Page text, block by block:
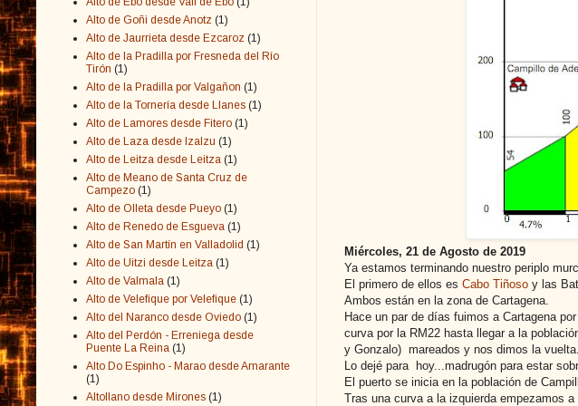
Miércoles, 21 de Agosto de 2019
Ya estamos terminando nuestro periplo
El primero de ellos es Cabo Tiñoso y las
Ambos están en la zona de Cartagena.
Hace un par de días fuimos a Cartagena
curva por la RM22 hasta llegar a la
y Gonzalo) mareados y nos dimos la vuelta.
Lo dejé para hoy...madrugón para estar
El puerto se inicia en la población de
Tras una curva a la izquierda empezamos
Alto de Goñi desde Anotz (1)
Alto de Jaurrieta desde Ezcaroz (1)
Alto de la Pradilla por Fresneda del Río
Tirón (1)
Alto de la Pradilla por Valgañon (1)
Alto de la Tornería desde Llanes (1)
Alto de Lamores desde Fitero (1)
Alto de Laza desde Izalzu (1)
Alto de Leitza desde Leitza (1)
Alto de Meano de Santa Cruz de
Campezo (1)
Alto de Olleta desde Pueyo (1)
Alto de Renedo de Esgueva (1)
Alto de San Martín en Valladolid (1)
Alto de Uitzi desde Leitza (1)
Alto de Valmala (1)
Alto de Velefique por Velefique (1)
Alto del Naranco desde Oviedo (1)
Alto del Perdón - Erreniega desde
Puente La Reina (1)
Alto Do Espinho - Marao desde Amarante
(1)
Altollano desde Mirones (1)